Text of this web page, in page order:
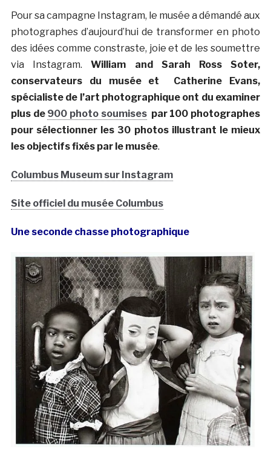
Pour sa campagne Instagram, le musée a démandé aux
photographes d’aujourd’hui de transformer en photo
des idées comme constraste, joie et de les soumettre
via Instagram.William and Sarah Ross Soter,
conservateurs du musée et Catherine Evans,
spécialiste de l’art photographique ont du examiner
plus de 900 photo soumisespar 100 photographes
pour sélectionner les 30 photos illustrant le mieux
les objectifs fixés par le musée.
Columbus Museum sur Instagram
Site officiel du musée Columbus
Une seconde chasse photographique